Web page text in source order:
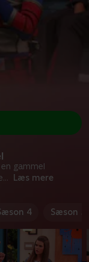
gammel
... Læs mere
4 Sæson 5